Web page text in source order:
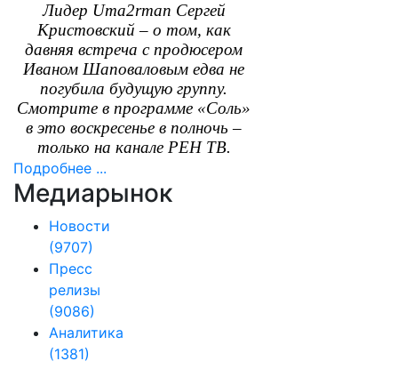
Лидер Uma2rman Сергей
Кристовский – о том, как
давняя встреча с продюсером
Иваном Шаповаловым едва не
погубила будущую группу.
Смотрите в программе «Соль»
в это воскресенье в полночь –
только на канале РЕН ТВ.
Подробнее ...
Медиарынок
Новости
(9707)
Пресс
релизы
(9086)
Аналитика
(1381)